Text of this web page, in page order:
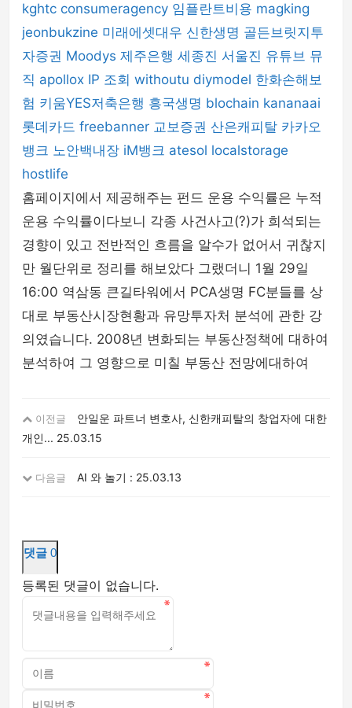
kghtc consumeragency 임플란트비용 magking
jeonbukzine 미래에셋대우 신한생명 골든브릿지투
자증권 Moodys 제주은행 세종진 서울진 유튜브 뮤
직 apollox IP 조회 withoutu diymodel 한화손해보
험 키움YES저축은행 흥국생명 blochain kananaai
롯데카드 freebanner 교보증권 산은캐피탈 카카오
뱅크 노안백내장 iM뱅크 atesol localstorage
hostlife
홈페이지에서 제공해주는 펀드 운용 수익률은 누적
운용 수익률이다보니 각종 사건사고(?)가 희석되는
경향이 있고 전반적인 흐름을 알수가 없어서 귀찮지
만 월단위로 정리를 해보았다 그랬더니 1월 29일
16:00 역삼동 큰길타워에서 PCA생명 FC분들를 상
대로 부동산시장현황과 유망투자처 분석에 관한 강
의였습니다. 2008년 변화되는 부동산정책에 대하여
분석하여 그 영향으로 미칠 부동산 전망에대하여
이전글
안일운 파트너 변호사, 신한캐피탈의 창업자에 대한
개인... 25.03.15
다음글 AI 와 놀기 : 25.03.13
댓글 0
등록된 댓글이 없습니다.